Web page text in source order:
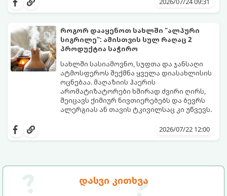
დასვი კითხვა
ლაქების ამოყვანასა და პირვანდელი
სიახლის დაბრუნებას.
როგორ დააყენოთ სახლში "ალპური
სიგრილე": ამისთვის სულ რაღაც 2
პროდუქტია საჭირო
სახლში სასიამოვნო, სუფთა და ჯანსაღი
ატმოსფეროს შექმნა ყველა დიასახლისის
ოცნებაა. მაღაზიის ჰაერის
არომატიზატორები ხშირად ძვირი ღირს,
შეიცავს ქიმიურ ნივთიერებებს და ბევრს
ალერგიას ან თავის ტკივილსაც კი უწვევს.
სიგრილისა“ და სიახლის ეფექტის მიღწევა
ინგრედიენტი დაგჭირდებათ, რომლებიც
2026/07/22 12:00